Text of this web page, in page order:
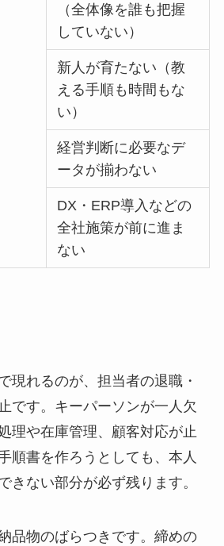
（全体像を誰も把握
していない）
新人が育たない（教
える手順も時間もな
い）
経営判断に必要なデ
ータが揃わない
DX・ERP導入などの
全社施策が前に進ま
ない
現れるのが、担当者の退職・
です。キーパーソンが一人欠
理や在庫管理、顧客対応が止
順書を作ろうとしても、本人
きない部分が必ず残ります。
品物のばらつきです。締めの